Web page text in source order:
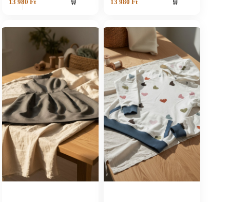
13 980 Ft 🛒 13 980 Ft 🛒